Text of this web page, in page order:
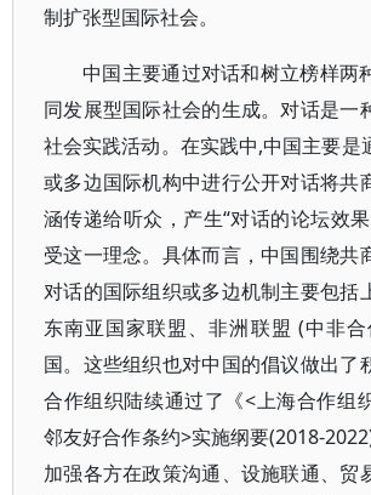
制扩张型国际社会。
中国主要通过对话和树立榜样两
同发展型国际社会的生成。对话是一
社会实践活动。在实践中,中国主要是
或多边国际机构中进行公开对话将共
涵传递给听众，产生“对话的论坛效
受这一理念。具体而言，中国围绕共
对话的国际组织或多边机制主要包括
东南亚国家联盟、非洲联盟 (中非
国。这些组织也对中国的倡议做出了
合作组织陆续通过了《<上海合作组
邻友好合作条约>实施纲要(2018-
加强各方在政策沟通、设施联通、贸